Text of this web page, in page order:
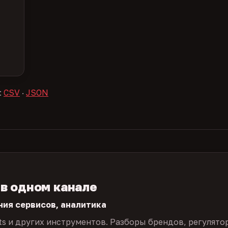
CSV · JSON
одном канале
сервисов, аналитика
и других инструментов. Разборы брендов,